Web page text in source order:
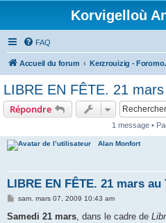
Korvigelloù
FAQ
Accueil du forum
LIBRE EN FÊTE. 21
Répondre
1 message •
Alan Monfort
LIBRE EN FÊTE. 21 mars
M
s
sam. mars 07, 2009 10:43 am
Samedi 21 mars, dans le cadre de